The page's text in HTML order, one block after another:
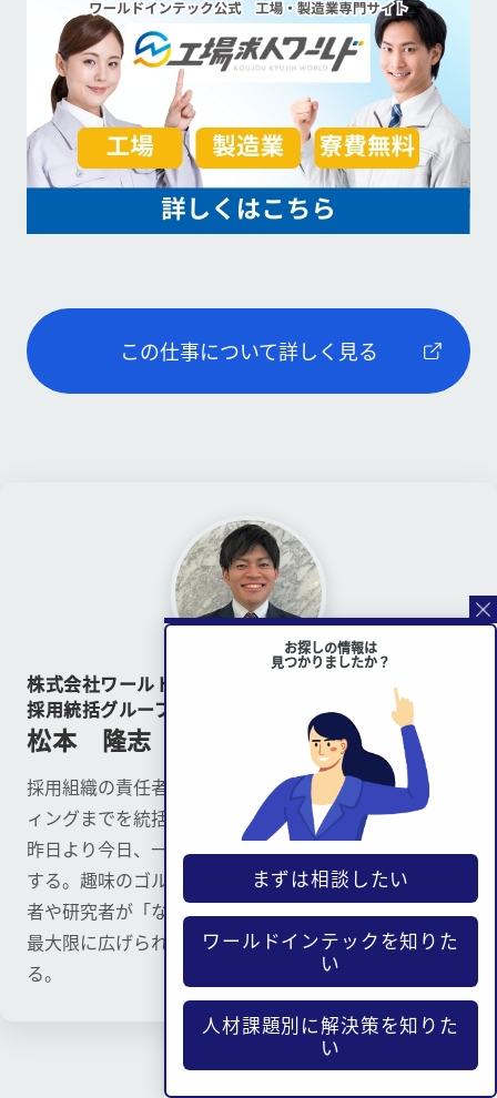
この仕事について詳しく見る
株式会社ワールドインテック
採用統括グループ長
松本 隆志
採用組織の責任者として、戦略立案から広報、ブランデ
ィングまでを統括。「継続は力なり」を座右の銘とし、
昨日より今日、一歩前進する姿勢とチームワークを重視
する。趣味のゴルフや運動で培った活力を活かし、技術
者や研究者が「なりたい姿」を諦めず、自身の可能性を
最大限に広げられる社会の実現と環境構築に尽力してい
る。
お探しの情報は
見つかりましたか？
まずは相談したい
ワールドインテックを知りた
い
人材課題別に解決策を知りた
い